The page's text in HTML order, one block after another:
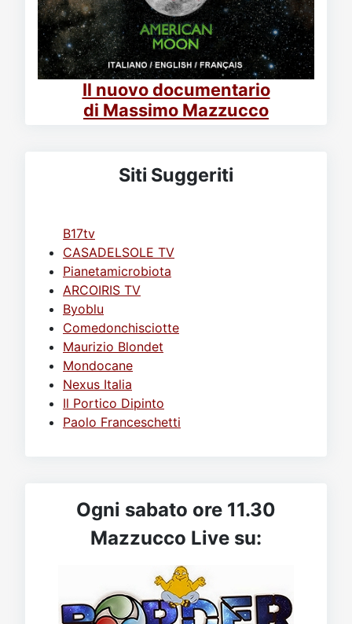
Il nuovo documentario
di Massimo Mazzucco
Siti Suggeriti
B17tv
CASADELSOLE TV
Pianetamicrobiota
ARCOIRIS TV
Byoblu
Comedonchisciotte
Maurizio Blondet
Mondocane
Nexus Italia
Il Portico Dipinto
Paolo Franceschetti
Ogni sabato ore 11.30
Mazzucco Live su: